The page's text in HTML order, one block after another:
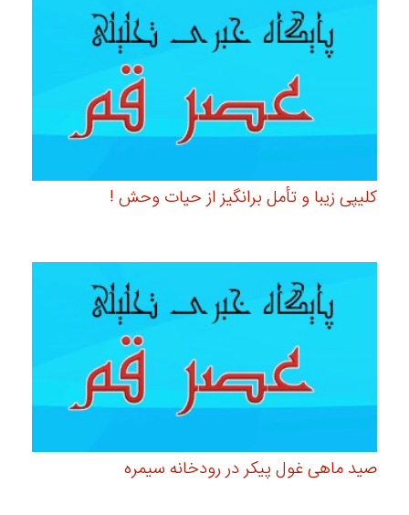
کلیپی زیبا و تأمل برانگیز از حیات وحش !
صید ماهی غول پیکر در رودخانه سیمره